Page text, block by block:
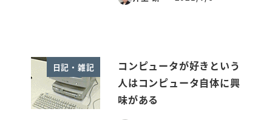
投稿日
日記・雑記
コンピュータが好きという
人はコンピュータ自体に興
味がある